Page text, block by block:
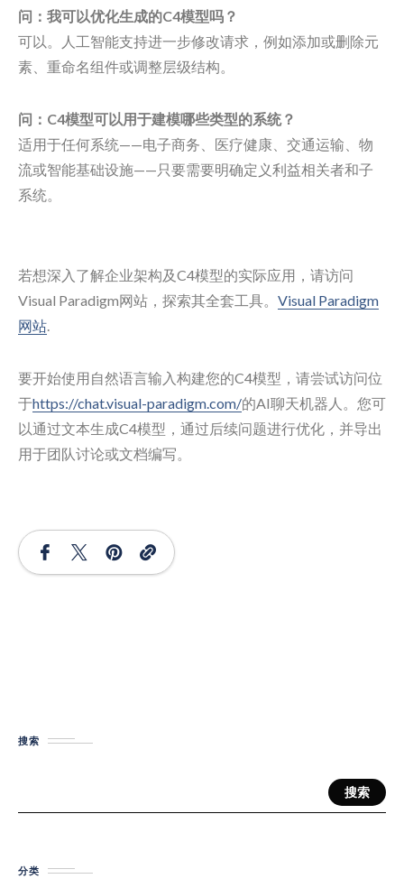
问：我可以优化生成的C4模型吗？
可以。人工智能支持进一步修改请求，例如添加或删除元
素、重命名组件或调整层级结构。
问：C4模型可以用于建模哪些类型的系统？
适用于任何系统——电子商务、医疗健康、交通运输、物
流或智能基础设施——只要需要明确定义利益相关者和子
系统。
若想深入了解企业架构及C4模型的实际应用，请访问
Visual Paradigm网站，探索其全套工具。 Visual Paradigm
网站.
要开始使用自然语言输入构建您的C4模型，请尝试访问位
于https://chat.visual-paradigm.com/的AI聊天机器人。您可
以通过文本生成C4模型，通过后续问题进行优化，并导出
用于团队讨论或文档编写。
搜索
搜索
分类